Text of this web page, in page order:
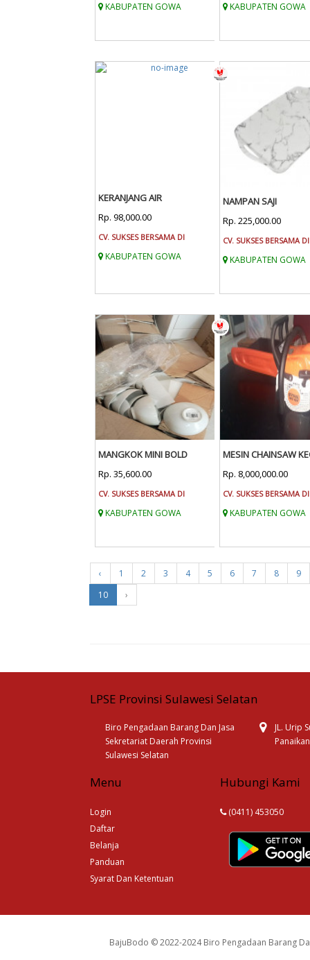
KABUPATEN GOWA KABUPATEN GOWA
KERANJANG AIR
Rp. 98,000.00
CV. SUKSES BERSAMA DI
KABUPATEN GOWA
NAMPAN SAJI
Rp. 225,000.00
CV. SUKSES BERSAMA DI
KABUPATEN GOWA
MANGKOK MINI BOLD
Rp. 35,600.00
CV. SUKSES BERSAMA DI
KABUPATEN GOWA
MESIN CHAINSAW
Rp. 8,000,000.00
CV. SUKSES BERSAMA DI
KABUPATEN GOWA
‹ 1 2 3 4 5 6 7 8
9
10
›
LPSE Provinsi Sulawesi Selatan
Biro Pengadaan Barang Dan Jasa
Sekretariat Daerah Provinsi
Sulawesi Selatan
JL. Urip
Menu
Login
Daftar
Belanja
Panduan
Syarat Dan Ketentuan
Hubungi Kami
(0411) 453050
BajuBodo © 2022-2024 Biro Pengadaan Barang